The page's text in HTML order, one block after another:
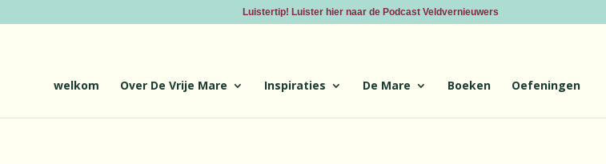
Luistertip! Luister hier naar de Podcast Veldvernieuwers
welkom Over De Vrije Mare Inspiraties De Mare Boeken Oefeningen